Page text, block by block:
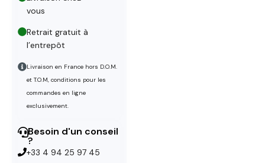
vous
Retrait gratuit à
l’entrepôt
Livraison en France hors D.O.M.
et T.O.M, conditions pour les
commandes en ligne
exclusivement.
Besoin d'un conseil
?
+33 4 94 25 97 45